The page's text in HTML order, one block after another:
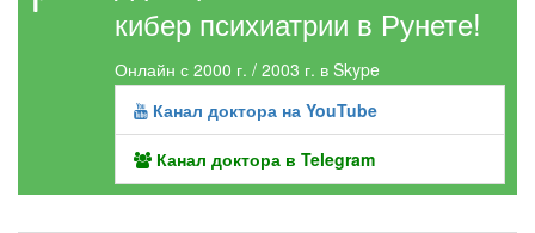
кибер психиатрии в Рунете!
Онлайн с 2000 г. / 2003 г. в Skype
Канал доктора на YouTube
Канал доктора в Telegram